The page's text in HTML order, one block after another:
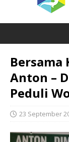
Bersama
Anton –
Peduli
23 September